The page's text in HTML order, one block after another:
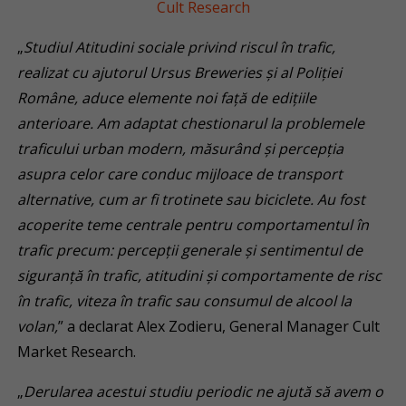
„Studiul Atitudini sociale privind riscul în trafic,
realizat cu ajutorul Ursus Breweries și al Poliției
Române, aduce elemente noi față de edițiile
anterioare. Am adaptat chestionarul la problemele
traficului urban modern, măsurând și percepția
asupra celor care conduc mijloace de transport
alternative, cum ar fi trotinete sau biciclete. Au fost
acoperite teme centrale pentru comportamentul în
trafic precum: percepții generale și sentimentul de
siguranță în trafic, atitudini și comportamente de risc
în trafic, viteza în trafic sau consumul de alcool la
volan,” a declarat Alex Zodieru, General Manager Cult
Market Research.
„Derularea acestui studiu periodic ne ajută să avem o